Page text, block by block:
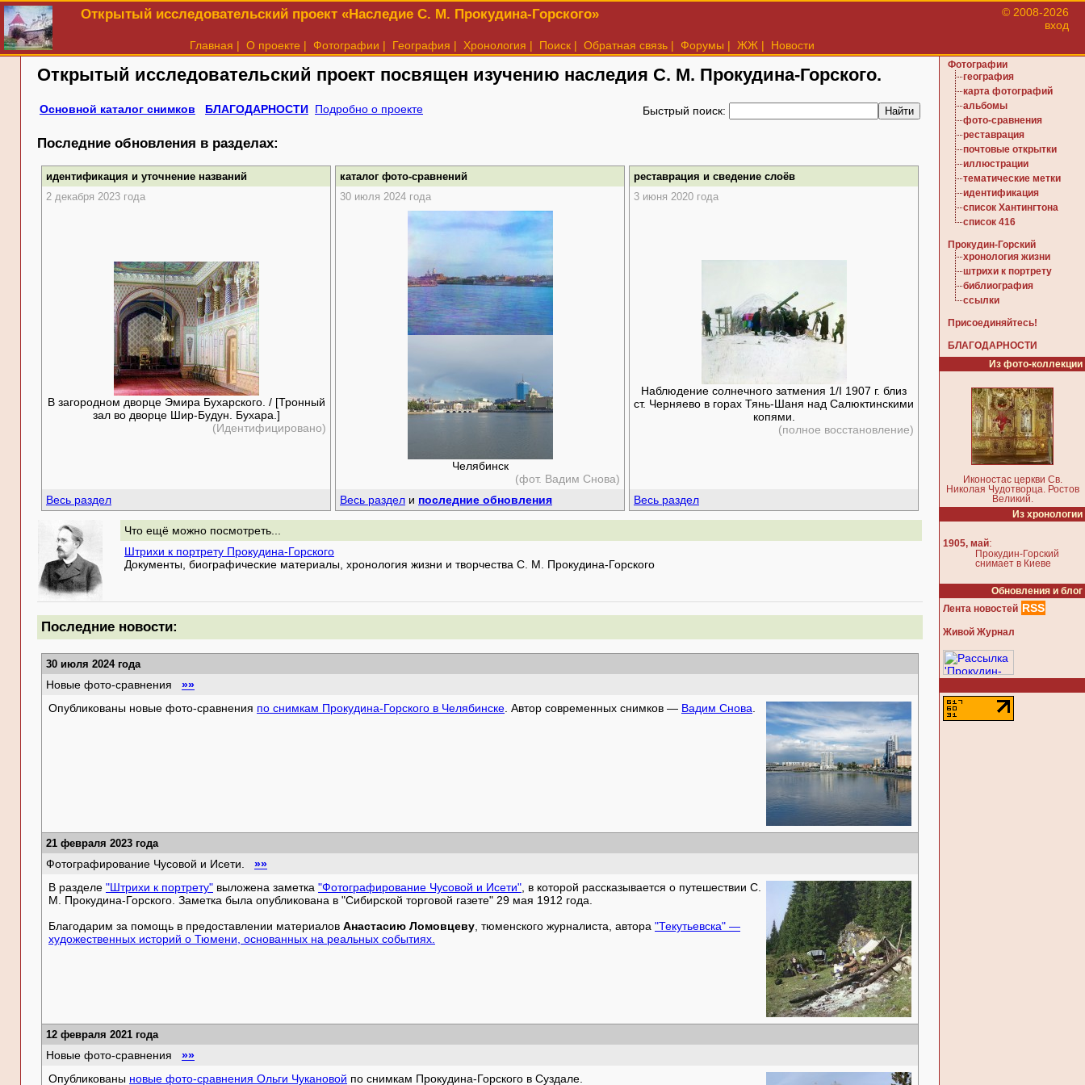
Открытый исследовательский проект «Наследие С. М. Прокудина-Горского»
© 2008-2026
вход
Главная | О проекте | Фотографии | География | Хронология | Поиск | Обратная связь | Форумы | ЖЖ | Новости
Открытый исследовательский проект посвящен изучению наследия С. М. Прокудина-Горского.
Основной каталог снимков БЛАГОДАРНОСТИ Подробно о проекте Быстрый поиск:
Последние обновления в разделах:
идентификация и уточнение названий каталог фото-сравнений
реставрация и сведение слоёв
2 декабря 2023 года
30 июля 2024 года 3 июня 2020 года
В загородном дворце Эмира Бухарского. / [Тронный
зал во дворце Шир-Будун. Бухара.]
(Идентифицировано)
Челябинск
(фот. Вадим Снова)
Наблюдение солнечного затмения 1/I 1907 г. близ
ст. Черняево в горах Тянь-Шаня над Салюктинскими
копями.
(полное восстановление)
Весь раздел Весь раздел и последние обновления Весь раздел
Что ещё можно посмотреть...
Штрихи к портрету Прокудина-Горского
Документы, биографические материалы, хронология жизни и творчества С. М. Прокудина-Горского
Последние новости:
30 июля 2024 года
Новые фото-сравнения »»
Опубликованы новые фото-сравнения по снимкам Прокудина-Горского в Челябинске. Автор современных снимков — Вадим Снова.
21 февраля 2023 года
Фотографирование Чусовой и Исети. »»
В разделе "Штрихи к портрету" выложена заметка "Фотографирование Чусовой и Исети", в которой рассказывается о путешествии С.
М. Прокудина-Горского. Заметка была опубликована в "Сибирской торговой газете" 29 мая 1912 года.
Благодарим за помощь в предоставлении материалов Анастасию Ломовцеву, тюменского журналиста, автора "Текутьевска" —
художественных историй о Тюмени, основанных на реальных событиях.
12 февраля 2021 года
Новые фото-сравнения »»
Опубликованы новые фото-сравнения Ольги Чукановой по снимкам Прокудина-Горского в Суздале.
Фотографии
география
карта фотографий
альбомы
фото-сравнения
реставрация
почтовые открытки
иллюстрации
тематические метки
идентификация
список Хантингтона
список 416
Прокудин-Горский
хронология жизни
штрихи к портрету
библиография
ссылки
Присоединяйтесь!
БЛАГОДАРНОСТИ
Из фото-коллекции
Иконостас церкви Св.
Николая Чудотворца. Ростов
Великий.
Из хронологии
1905, май:
Прокудин-Горский
снимает в Киеве
Обновления и блог
Лента новостей RSS
Живой Журнал